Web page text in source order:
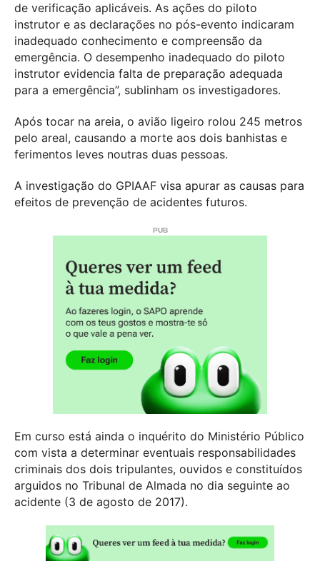
de verificação aplicáveis. As ações do piloto
instrutor e as declarações no pós-evento indicaram
inadequado conhecimento e compreensão da
emergência. O desempenho inadequado do piloto
instrutor evidencia falta de preparação adequada
para a emergência”, sublinham os investigadores.
Após tocar na areia, o avião ligeiro rolou 245 metros
pelo areal, causando a morte aos dois banhistas e
ferimentos leves noutras duas pessoas.
A investigação do GPIAAF visa apurar as causas para
efeitos de prevenção de acidentes futuros.
Em curso está ainda o inquérito do Ministério Público
com vista a determinar eventuais responsabilidades
criminais dos dois tripulantes, ouvidos e constituídos
arguidos no Tribunal de Almada no dia seguinte ao
acidente (3 de agosto de 2017).